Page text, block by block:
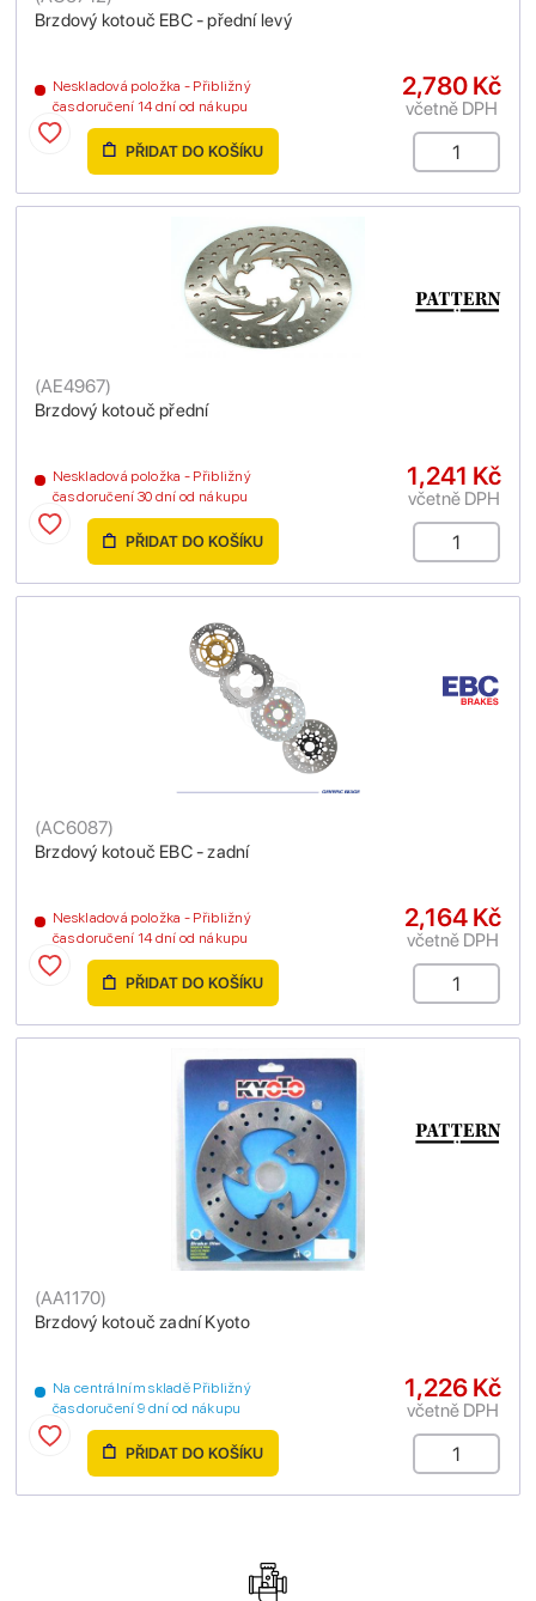
Brzdový kotouč EBC - přední levý
Neskladová položka - Přibližný
čas doručení 14 dní od nákupu
2,780 Kč
včetně DPH
PŘIDAT DO KOŠÍKU
Brzdový kotouč přední
(AE4967)
Neskladová položka - Přibližný
čas doručení 30 dní od nákupu
1,241 Kč
včetně DPH
PŘIDAT DO KOŠÍKU
Brzdový kotouč EBC - zadní
(AC6087)
Neskladová položka - Přibližný
čas doručení 14 dní od nákupu
2,164 Kč
včetně DPH
PŘIDAT DO KOŠÍKU
Brzdový kotouč zadní Kyoto
(AA1170)
Na centrálním skladě Přibližný
čas doručení 9 dní od nákupu
1,226 Kč
včetně DPH
PŘIDAT DO KOŠÍKU